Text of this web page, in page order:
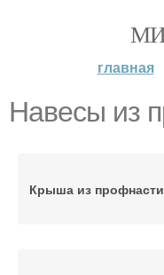
главная
Навесы из
Крыша из